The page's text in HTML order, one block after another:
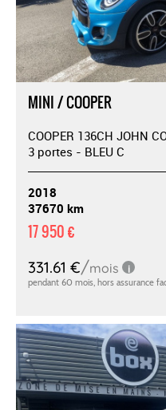
MINI / COOPER
COOPER 136CH JOHN
3 portes - BLEU C
2018
37670 km
17 950 €